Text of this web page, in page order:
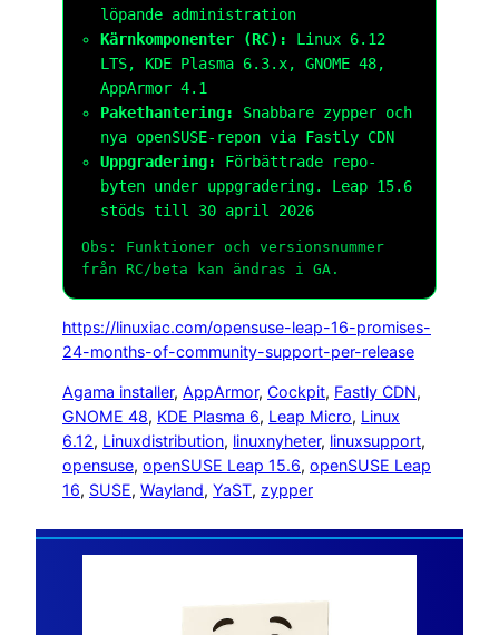
löpande administration
Kärnkomponenter (RC):
Linux 6.12
LTS, KDE Plasma 6.3.x, GNOME 48,
AppArmor 4.1
Pakethantering:
Snabbare zypper och
nya openSUSE-repon via Fastly CDN
Uppgradering:
Förbättrade repo-
byten under uppgradering. Leap 15.6
stöds till 30 april 2026
Obs: Funktioner och versionsnummer
från RC/beta kan ändras i GA.
https://linuxiac.com/opensuse-leap-16-promises-
24-months-of-community-support-per-release
Agama installer, AppArmor, Cockpit, Fastly CDN
GNOME 48, KDE Plasma 6, Leap Micro, Linux
6.12, Linuxdistribution, linuxnyheter, linuxsupport
opensuse, openSUSE Leap 15.6, openSUSE Leap
16, SUSE, Wayland, YaST, zypper